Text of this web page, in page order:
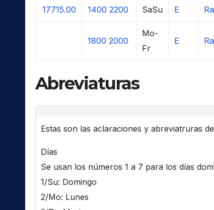
17715.00 1400 2200 SaSu E
1800 2000
Mo-
Fr
E
Abreviaturas
Estas son las aclaraciones y abreviatruras
Días
Se usan los números 1 a 7 para los días
1/Su: Domingo
2/Mo: Lunes